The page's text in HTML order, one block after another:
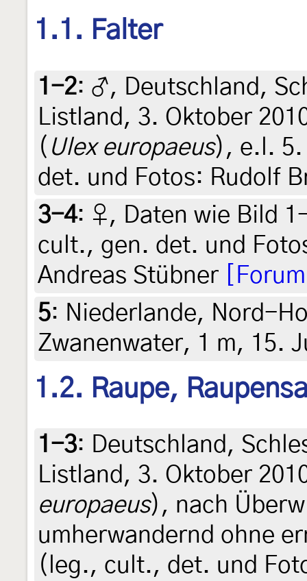
1.1. Falter
1-2: ♂, Deutschland,
Listland, 3. Oktober
( Ulex europaeus), e.l. 5.
det. und Fotos: Rudolf
3-4: ♀, Daten wie Bild
cult., gen. det. und
Andreas Stübner
5: Niederlande, Nord-
Zwanenwater, 1 m, 15.
1.2. Raupe,
1-3: Deutschland,
Listland, 3. Oktober
europaeus), nach
umherwandernd ohne
(leg., cult., det. und